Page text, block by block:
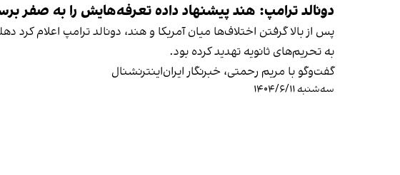
دونالد ترامپ: هند پیشنهاد داده تعرفه‌هایش را به صفر
پس از بالا گرفتن اختلاف‌ها میان آمریکا و هند، دونالد ترامپ اعلام
به تحریم‌های ثانویه تهدید کرده بود.
گفت‌وگو با مریم رحمتی، خبرنگار ایران‌اینترنشنال
سه‌شنبه ۱۴۰۴/۶/۱۱